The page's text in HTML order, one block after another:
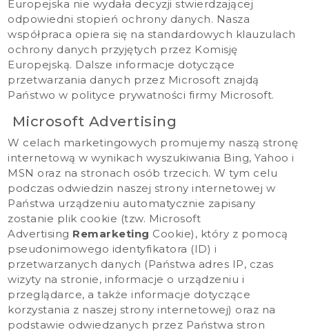
Europejska nie wydała decyzji stwierdzającej
odpowiedni stopień ochrony danych. Nasza
współpraca opiera się na standardowych klauzulach
ochrony danych przyjętych przez Komisję
Europejską. Dalsze informacje dotyczące
przetwarzania danych przez Microsoft znajdą
Państwo w polityce prywatności firmy Microsoft.
Microsoft Advertising
W celach marketingowych promujemy naszą stronę
internetową w wynikach wyszukiwania Bing, Yahoo i
MSN oraz na stronach osób trzecich. W tym celu
podczas odwiedzin naszej strony internetowej w
Państwa urządzeniu automatycznie zapisany
zostanie plik cookie (tzw. Microsoft
Advertising Remarketing Cookie), który z pomocą
pseudonimowego identyfikatora (ID) i
przetwarzanych danych (Państwa adres IP, czas
wizyty na stronie, informacje o urządzeniu i
przeglądarce, a także informacje dotyczące
korzystania z naszej strony internetowej) oraz na
podstawie odwiedzanych przez Państwa stron